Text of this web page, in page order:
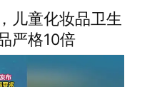
儿童化妆品卫生
严格10倍